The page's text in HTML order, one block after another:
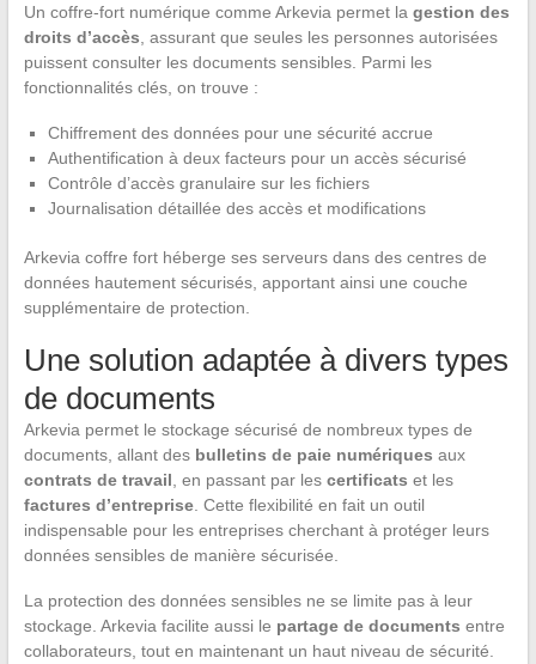
Un coffre-fort numérique comme Arkevia permet la gestion des
droits d’accès , assurant que seules les personnes autorisées
puissent consulter les documents sensibles. Parmi les
fonctionnalités clés, on trouve :
Chiffrement des données pour une sécurité accrue
Authentification à deux facteurs pour un accès sécurisé
Contrôle d’accès granulaire sur les fichiers
Journalisation détaillée des accès et modifications
Arkevia coffre fort héberge ses serveurs dans des centres de
données hautement sécurisés, apportant ainsi une couche
supplémentaire de protection.
Une solution adaptée à divers types
de documents
Arkevia permet le stockage sécurisé de nombreux types de
documents, allant des bulletins de paie numériques aux
contrats de travail , en passant par les certificats et les
factures d’entreprise. Cette flexibilité en fait un outil
indispensable pour les entreprises cherchant à protéger leurs
données sensibles de manière sécurisée.
La protection des données sensibles ne se limite pas à leur
stockage. Arkevia facilite aussi le partage de documents entre
collaborateurs, tout en maintenant un haut niveau de sécurité.